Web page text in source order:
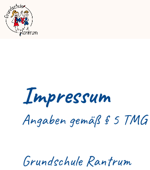
Impressum
Angaben gemäß § 5 TMG
Grundschule Rantrum